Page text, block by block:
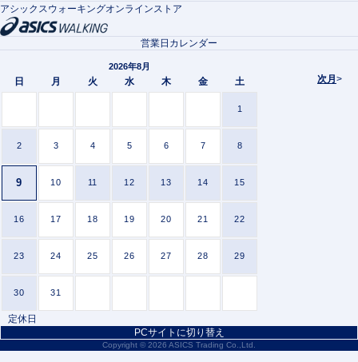
アシックスウォーキングオンラインストア
次月>
営業日カレンダー
2026年8月
日 月 火 水 木 金 土
1
2 3 4 5 6 7 8
9 10 11 12 13 14 15
16 17 18 19 20 21 22
23 24 25 26 27 28 29
30 31
定休日
PCサイトに切り替え
Copyright © 2026 ASICS Trading Co.,Ltd.